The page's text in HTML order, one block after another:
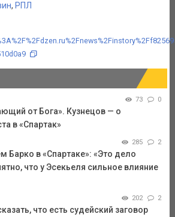
, РПЛ
73 0
от Бога». Кузнецов — о
в «Спартак»
285 2
Барко в «Спартаке»: «Это дело
что у Эсекьеля сильное влияние
202 2
что есть судейский заговор